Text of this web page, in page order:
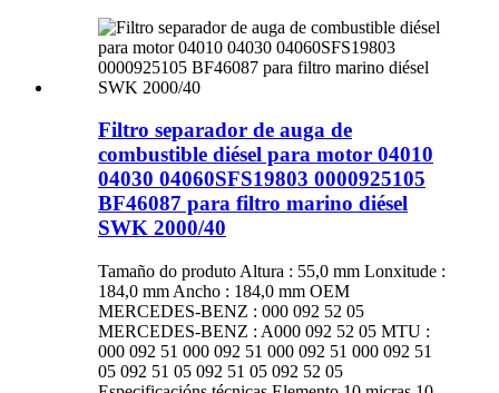
Filtro separador de auga de
combustible diésel para motor 04010
04030 04060SFS19803 0000925105
BF46087 para filtro marino diésel
SWK 2000/40
Tamaño do produto Altura : 55,0 mm Lonxitude :
184,0 mm Ancho : 184,0 mm OEM
MERCEDES-BENZ : 000 092 52 05
MERCEDES-BENZ : A000 092 52 05 MTU :
000 092 51 000 092 51 000 092 51 000 092 51
05 092 51 05 092 51 05 092 52 05